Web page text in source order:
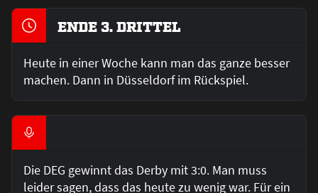
ENDE 3. DRITTEL
Heute in einer Woche kann man das ganze besser
machen. Dann in Düsseldorf im Rückspiel.
Die DEG gewinnt das Derby mit 3:0. Man muss
leider sagen, dass das heute zu wenig war. Für ein